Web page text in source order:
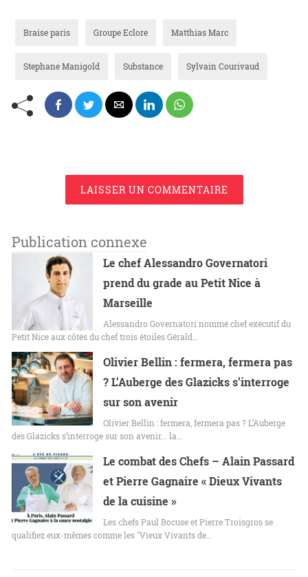
Braise paris Groupe Eclore Matthias Marc
Stephane Manigold Substance Sylvain Courivaud
LAISSER UN COMMENTAIRE
Publication connexe
Le chef Alessandro Governatori
prend du grade au Petit Nice à
Marseille
Alessandro Governatori nommé chef exécutif du
Petit Nice aux côtés du chef trois étoiles Gérald…
Olivier Bellin : fermera, fermera pas
? L’Auberge des Glazicks s’interroge
sur son avenir
Olivier Bellin : fermera, fermera pas ? L’Auberge
des Glazicks s’interroge sur son avenir... la…
Le combat des Chefs – Alain Passard
et Pierre Gagnaire « Dieux Vivants
de la cuisine »
Les chefs Paul Bocuse et Pierre Troisgros se
qualifiez eux-mêmes comme les "Vieux Vivants de…